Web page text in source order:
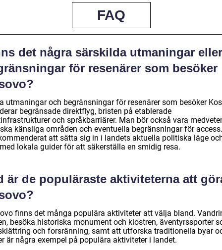
FAQ
det några särskilda utmaningar eller
för resenärer som besöker
utmaningar och begränsningar för resenärer som besöker
begränsade direktflyg, bristen på etablerade
och språkbarriärer. Man bör också vara
känsliga områden och eventuella begränsningar för
att sätta sig in i landets aktuella politiska läge
lokala guider för att säkerställa en smidig resa.
är de populäraste aktiviteterna att
finns det många populära aktiviteter att välja bland.
besöka historiska monument och klostren, äventyrssporter
och forsränning, samt att utforska traditionella byar
är några exempel på populära aktiviteter i landet.